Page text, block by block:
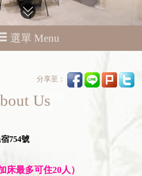
選單 Menu
分享至：
Us
754號
床最多可住20人）